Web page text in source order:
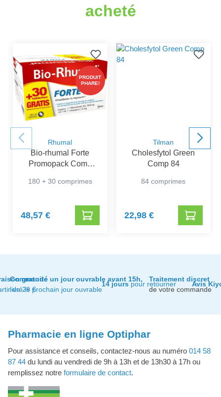
acheté
PRODUIT
PHARE!
Rhumal
Bio-rhumal Forte
Promopack Comp
180 + 30 comprimes
48,57 €
Tilman
Cholesfytol Green
Comp 84
84 comprimes
22,98 €
gratuite
de 29 €
Commandé un jour ouvrable avant 15h,
livré le prochain jour ouvrable
14 jourspour retourner
Traitement discret
de votre commande
Avis
Pharmacie en ligne Optiphar
Pour assistance et conseils, contactez-nous au numéro 014 58
87 44 du lundi au vendredi de 9h à 13h et de 13h30 à 17h ou
remplissez notre formulaire de contact.